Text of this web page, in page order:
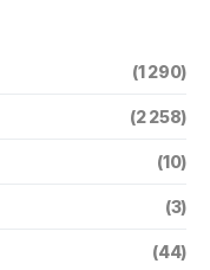
(1 290)
(2 258)
(10)
(3)
(44)